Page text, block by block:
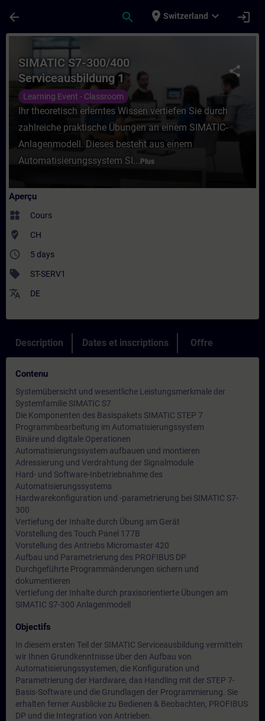
arrow_back search place Switzerland expand_more login
Cours - SIMATIC S7-300/400
share
SIMATIC S7-300/400
Serviceausbildung 1
Learning Event - Classroom
Ihr theoretisch erlerntes Wissen vertiefen Sie durch
zahlreiche praktische Übungen an einem SIMATIC-
Anlagenmodell. Dieses besteht aus einem
Automatisierungssystem SI... Plus
Aperçu
widgets Cours
where_to_vote CH
access_time 5 days
sell ST-SERV1
translate DE
Description Dates et inscriptions Offre
Contenu
Systemübersicht und wesentliche Leistungsmerkmale der
Systemfamilie SIMATIC S7
Die Komponenten des Basispakets SIMATIC STEP 7
Programmbearbeitung im Automatisierungssystem
Binäre und digitale Operationen
Automatisierungssystem aufbauen und montieren
Adressierung und Verdrahtung der Signalmodule
Hard- und Software-Inbetriebnahme des
Automatisierungssystems
Hardwarekonfiguration und -parametrierung bei SIMATIC S7-
300
Vertiefung der Inhalte durch Übung am Gerät
Vorstellung des Touch Panel 177B
Vorstellung des Antriebs Micromaster 420
Aufbau und Parametrierung des PROFIBUS DP
Durchgeführte Programmänderungen sichern und
dokumentieren
Vertiefung der Inhalte durch praxisorientierte Übungen am
SIMATIC S7-300 Anlagenmodell
Objectifs
In diesem ersten Teil der SIMATIC Serviceausbildung vermitteln
wir Ihnen Grundkenntnisse über den Aufbau von
Automatisierungssystemen, die Konfiguration und
Parametrierung der Hardware, das Handling mit der STEP 7-
Basis-Software und die Grundlagen der Programmierung. Sie
erhalten ferner Ausblicke zu Bedienen & Beobachten, PROFIBUS
DP und die Integration von Antrieben.